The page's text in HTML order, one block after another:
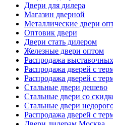
Двери для дилера
Магазин дверной
Металлические двери
Оптовик двери
Двери стать дилером
Железные двери оптом
Распродажа
Распродажа дверей с
Распродажа дверей с
Стальные двери дешево
Стальные двери со
Стальные двери
Распродажа дверей с